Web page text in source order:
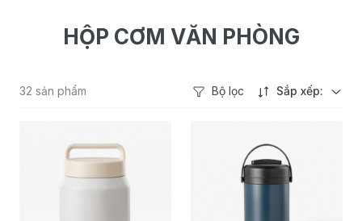
HỘP CƠM VĂN PHÒNG
32 sản phẩm Bộ lọc Sắp xếp: